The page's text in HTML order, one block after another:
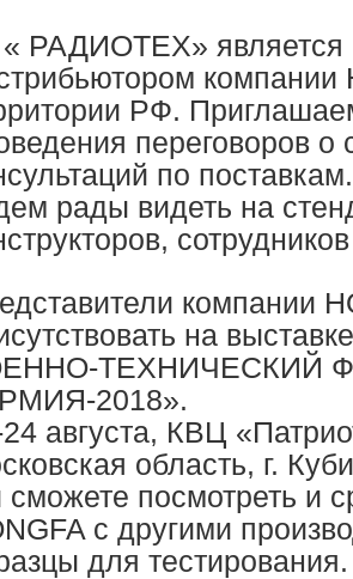
« РАДИОТЕХ» является
компании
РФ.
переговоров о
по поставкам.
рады видеть на
компании
на
ТЕХНИЧЕСКИЙ
2018».
августа, КВЦ
область, г.
посмотреть и
с другими
для тестирования.